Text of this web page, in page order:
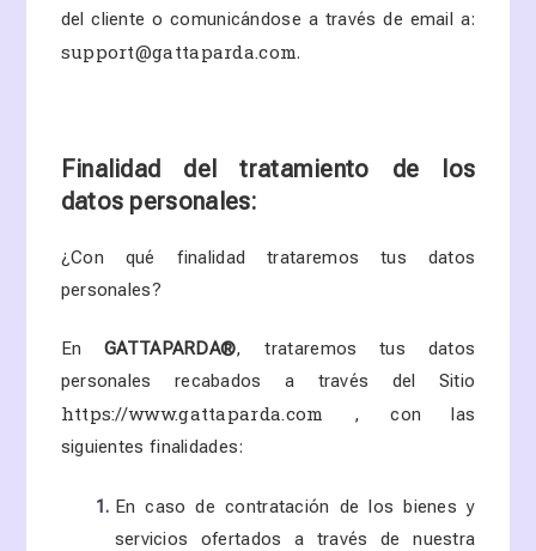
del cliente o comunicándose a través de email a:
support@gattaparda.com.
Finalidad del tratamiento de los
datos personales:
¿Con qué finalidad trataremos tus datos
personales?
En GATTAPARDA®, trataremos tus datos
personales recabados a través del Sitio
https://www.gattaparda.com , con las
siguientes finalidades:
En caso de contratación de los bienes y
servicios ofertados a través de nuestra